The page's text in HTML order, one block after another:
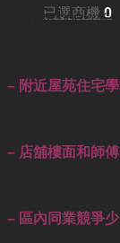
已選商機 0
HKD38,000（管
– 附近屋苑住宅學
– 店舖樓面和師
– 區內同業競爭